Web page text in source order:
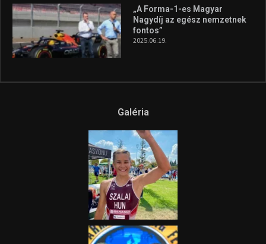
„A Forma-1-es Magyar
Nagydíj az egész nemzetnek
fontos”
2025.06.19.
Galéria